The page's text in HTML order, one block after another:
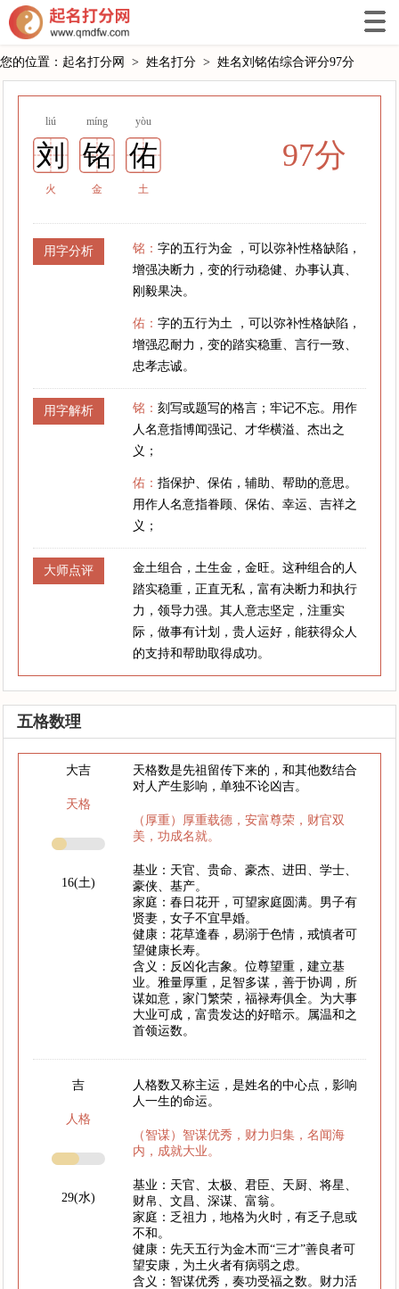
您的位置： 起名打分网 > 姓名打分 > 姓名刘铭佑综合评分97分
liú míng yòu
刘 铭 佑
火 金 土
97分
用字分析 铭：字的五行为金 ，可以弥补性格缺陷，
增强决断力，变的行动稳健、办事认真、
刚毅果决。
佑：字的五行为土 ，可以弥补性格缺陷，
增强忍耐力，变的踏实稳重、言行一致、
忠孝志诚。
用字解析 铭：刻写或题写的格言；牢记不忘。用作
人名意指博闻强记、才华横溢、杰出之
义；
佑：指保护、保佑，辅助、帮助的意思。
用作人名意指眷顾、保佑、幸运、吉祥之
义；
大师点评
金土组合，土生金，金旺。这种组合的人
踏实稳重，正直无私，富有决断力和执行
力，领导力强。其人意志坚定，注重实
际，做事有计划，贵人运好，能获得众人
的支持和帮助取得成功。
五格数理
大吉
天格
16(土)
天格数是先祖留传下来的，和其他数结合
对人产生影响，单独不论凶吉。
（厚重）厚重载德，安富尊荣，财官双
美，功成名就。
基业：天官、贵命、豪杰、进田、学士、
豪侠、基产。
家庭：春日花开，可望家庭圆满。男子有
贤妻，女子不宜早婚。
健康：花草逢春，易溺于色情，戒慎者可
望健康长寿。
含义：反凶化吉象。位尊望重，建立基
业。雅量厚重，足智多谋，善于协调，所
谋如意，家门繁荣，福禄寿俱全。为大事
大业可成，富贵发达的好暗示。属温和之
首领运数。
吉
人格
29(水)
人格数又称主运，是姓名的中心点，影响
人一生的命运。
（智谋）智谋优秀，财力归集，名闻海
内，成就大业。
基业：天官、太极、君臣、天厨、将星、
财帛、文昌、深谋、富翁。
家庭：乏祖力，地格为火时，有乏子息或
不和。
健康：先天五行为金木而“三才”善良者可
望安康，为土火者有病弱之虑。
含义：智谋优秀，奏功受福之数。财力活